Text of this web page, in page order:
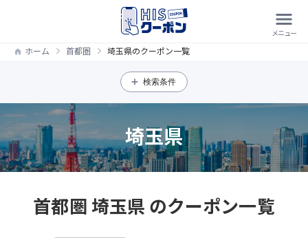
ホーム 首都圏 埼玉県のクーポン一覧
検索条件
埼玉県
首都圏 埼玉県 のクーポン一覧